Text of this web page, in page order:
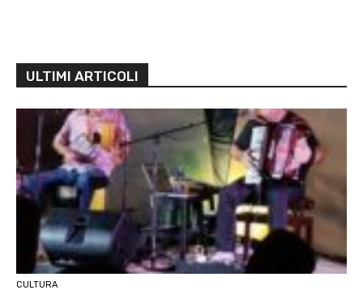
ULTIMI ARTICOLI
CULTURA